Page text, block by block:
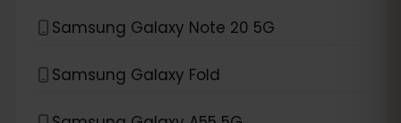
Samsung Galaxy Note 20 5G
Samsung Galaxy Fold